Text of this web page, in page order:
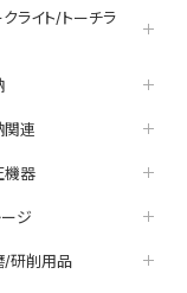
ライト/トーチラ
関連
機器
ジ
/研削用品